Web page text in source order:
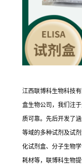
江西联博科生物科技
盒生物公司，我们注
质可靠。先后开发了
等域的多种试剂及试
化试剂盒、分子生物
耗材等，联博科生物